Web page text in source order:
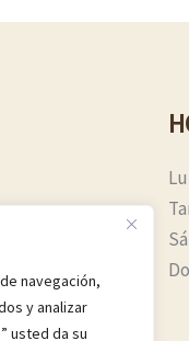
navegación,
y analizar
usted da su